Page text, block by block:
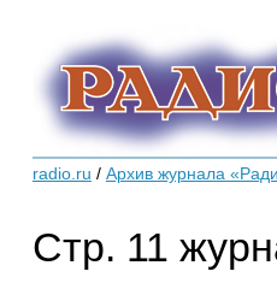
radio.ru / Архив журнала
Стр. 11